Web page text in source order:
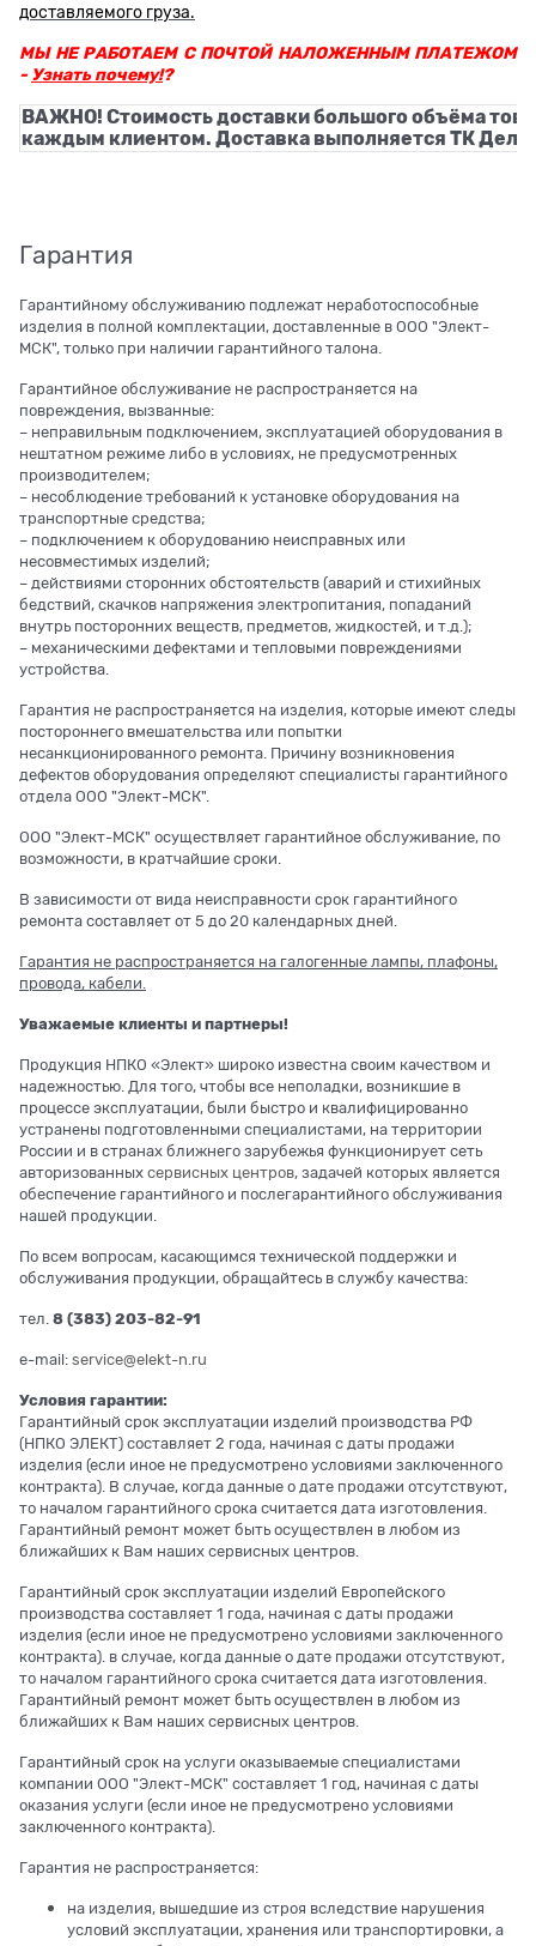
доставляемого груза.
МЫ НЕ РАБОТАЕМ С ПОЧТОЙ НАЛОЖЕННЫМ ПЛАТЕЖОМ
- Узнать почему!?
ВАЖНО! Стоимость доставки большого объёма
каждым клиентом. Доставка выполняется ТК
Гарантия
Гарантийному обслуживанию подлежат неработоспособные
изделия в полной комплектации, доставленные в ООО "Элект-
МСК", только при наличии гарантийного талона.
Гарантийное обслуживание не распространяется на
повреждения, вызванные:
– неправильным подключением, эксплуатацией оборудования в
нештатном режиме либо в условиях, не предусмотренных
производителем;
– несоблюдение требований к установке оборудования на
транспортные средства;
– подключением к оборудованию неисправных или
несовместимых изделий;
– действиями сторонних обстоятельств (аварий и стихийных
бедствий, скачков напряжения электропитания, попаданий
внутрь посторонних веществ, предметов, жидкостей, и т.д.);
– механическими дефектами и тепловыми повреждениями
устройства.
Гарантия не распространяется на изделия, которые имеют следы
постороннего вмешательства или попытки
несанкционированного ремонта. Причину возникновения
дефектов оборудования определяют специалисты гарантийного
отдела ООО "Элект-МСК".
ООО "Элект-МСК" осуществляет гарантийное обслуживание, по
возможности, в кратчайшие сроки.
В зависимости от вида неисправности срок гарантийного
ремонта составляет от 5 до 20 календарных дней.
Гарантия не распространяется на галогенные лампы, плафоны,
провода, кабели.
Уважаемые клиенты и партнеры!
Продукция НПКО «Элект» широко известна своим качеством и
надежностью. Для того, чтобы все неполадки, возникшие в
процессе эксплуатации, были быстро и квалифицированно
устранены подготовленными специалистами, на территории
России и в странах ближнего зарубежья функционирует сеть
авторизованных сервисных центров, задачей которых является
обеспечение гарантийного и послегарантийного обслуживания
нашей продукции.
По всем вопросам, касающимся технической поддержки и
обслуживания продукции, обращайтесь в службу качества:
тел. 8 (383) 203-82-91
e-mail: service@elekt-n.ru
Условия гарантии:
Гарантийный срок эксплуатации изделий производства РФ
(НПКО ЭЛЕКТ) составляет 2 года, начиная с даты продажи
изделия (если иное не предусмотрено условиями заключенного
контракта). В случае, когда данные о дате продажи отсутствуют,
то началом гарантийного срока считается дата изготовления.
Гарантийный ремонт может быть осуществлен в любом из
ближайших к Вам наших сервисных центров.
Гарантийный срок эксплуатации изделий Европейского
производства составляет 1 года, начиная с даты продажи
изделия (если иное не предусмотрено условиями заключенного
контракта). в случае, когда данные о дате продажи отсутствуют,
то началом гарантийного срока считается дата изготовления.
Гарантийный ремонт может быть осуществлен в любом из
ближайших к Вам наших сервисных центров.
Гарантийный срок на услуги оказываемые специалистами
компании ООО "Элект-МСК" составляет 1 год, начиная с даты
оказания услуги (если иное не предусмотрено условиями
заключенного контракта).
Гарантия не распространяется:
на изделия, вышедшие из строя вследствие нарушения
условий эксплуатации, хранения или транспортировки, а